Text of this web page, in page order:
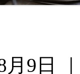
月9日